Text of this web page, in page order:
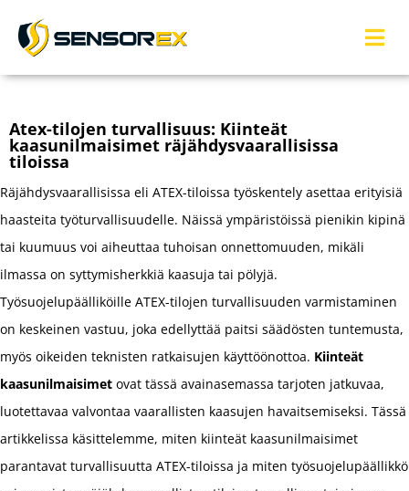
Atex-tilojen turvallisuus: Kiinteät
kaasunilmaisimet räjähdysvaarallisissa
tiloissa
Räjähdysvaarallisissa eli ATEX-tiloissa työskentely asettaa erityisiä
haasteita työturvallisuudelle. Näissä ympäristöissä pienikin kipinä
tai kuumuus voi aiheuttaa tuhoisan onnettomuuden, mikäli
ilmassa on syttymisherkkiä kaasuja tai pölyjä.
Työsuojelupäälliköille ATEX-tilojen turvallisuuden varmistaminen
on keskeinen vastuu, joka edellyttää paitsi säädösten tuntemusta,
myös oikeiden teknisten ratkaisujen käyttöönottoa. Kiinteät
kaasunilmaisimet ovat tässä avainasemassa tarjoten jatkuvaa,
luotettavaa valvontaa vaarallisten kaasujen havaitsemiseksi. Tässä
artikkelissa käsittelemme, miten kiinteät kaasunilmaisimet
parantavat turvallisuutta ATEX-tiloissa ja miten työsuojelupäällikkö